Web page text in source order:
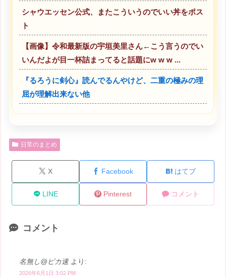
シャウエッセン公式、またこういうのでいい丼をポス
ト
【画像】令和最新版の宇垣美里さん←こう言うのでい
いんだよが目一杯詰まってると話題にw w w ...
『るろうに剣心』読んでるんやけど、二重の極みの理
屈が理解出来ない他
日常のまとめ
X Facebook はてブ
LINE Pinterest コメント
コメント
名無し@ピカ速 より:
2026年6月1日 3:02 PM